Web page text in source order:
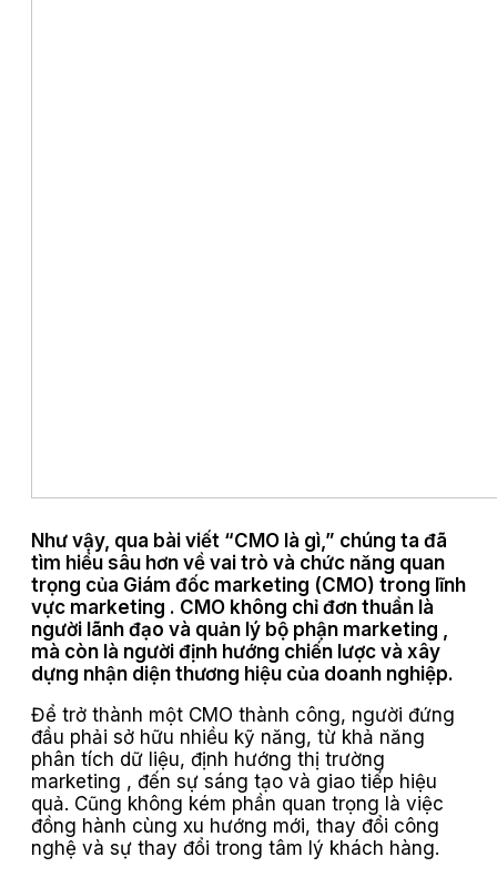
Như vậy, qua bài viết “CMO là gì,” chúng ta đã
tìm hiểu sâu hơn về vai trò và chức năng quan
trọng của Giám đốc marketing (CMO) trong lĩnh
vực marketing . CMO không chỉ đơn thuần là
người lãnh đạo và quản lý bộ phận marketing ,
mà còn là người định hướng chiến lược và xây
dựng nhận diện thương hiệu của doanh nghiệp.
Để trở thành một CMO thành công, người đứng
đầu phải sở hữu nhiều kỹ năng, từ khả năng
phân tích dữ liệu, định hướng thị trường
marketing , đến sự sáng tạo và giao tiếp hiệu
quả. Cũng không kém phần quan trọng là việc
đồng hành cùng xu hướng mới, thay đổi công
nghệ và sự thay đổi trong tâm lý khách hàng.